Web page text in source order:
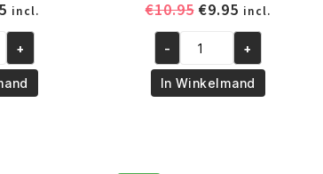
Huidige
prijs
is:
€6.95.
incl.
+
€10.95 Oorspronkelijke
was:
€10.95.
€9.95Huidige
prijs
is:
€9.95.
incl.
Queen
Helene
Mint
- +
In Winkelmand